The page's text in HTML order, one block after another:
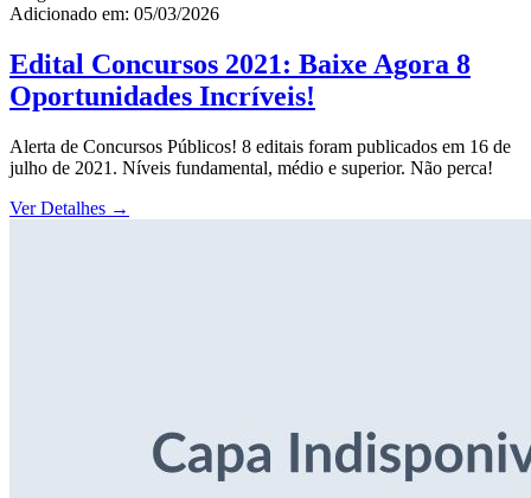
Adicionado em: 05/03/2026
Edital Concursos 2021: Baixe Agora 8
Oportunidades Incríveis!
Alerta de Concursos Públicos! 8 editais foram publicados em 16 de
julho de 2021. Níveis fundamental, médio e superior. Não perca!
Ver Detalhes →